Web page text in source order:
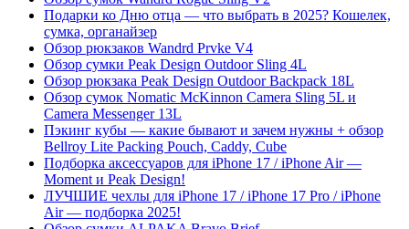
Подарки ко Дню отца — что выбрать в 2025? Кошелек,
сумка, органайзер
Обзор рюкзаков Wandrd Prvke V4
Обзор сумки Peak Design Outdoor Sling 4L
Обзор рюкзака Peak Design Outdoor Backpack 18L
Обзор сумок Nomatic McKinnon Camera Sling 5L и
Camera Messenger 13L
Пэкинг кубы — какие бывают и зачем нужны + обзор
Bellroy Lite Packing Pouch, Caddy, Cube
Подборка аксессуаров для iPhone 17 / iPhone Air —
Moment и Peak Design!
ЛУЧШИЕ чехлы для iPhone 17 / iPhone 17 Pro / iPhone
Air — подборка 2025!